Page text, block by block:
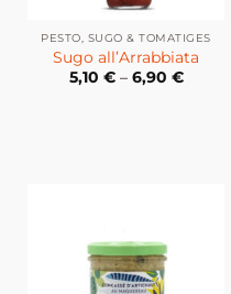
PESTO, SUGO & TOMATIGES
Sugo all’Arrabbiata
5,10 €– 6,90 €